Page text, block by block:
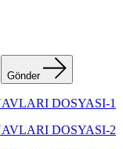
Gönder
DOSYASI-1
DOSYASI-2